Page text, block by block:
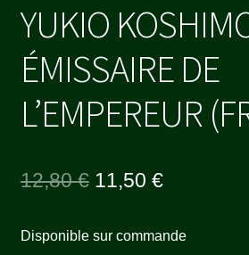
YUKIO
ÉMISSAIRE DE
L’EMPEREUR
12,80€ Le
initial
11,50 €Le
actuel
Disponible sur commande